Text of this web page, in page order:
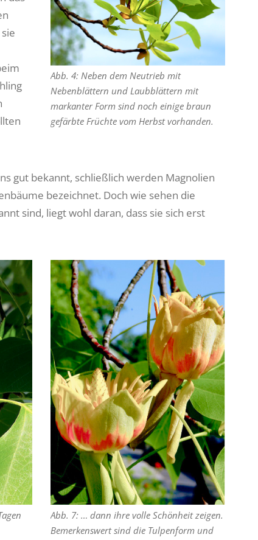
Abb. 4: Neben dem Neutrieb mit
Nebenblättern und Laubblättern mit
markanter Form sind noch einige braun
gefärbte Früchte vom Herbst vorhanden.
gut bekannt, schließlich werden Magnolien
bezeichnet. Doch wie sehen die
sind, liegt wohl daran, dass sie sich erst
Abb. 7: … dann ihre volle Schönheit zeigen.
Bemerkenswert sind die Tulpenform und